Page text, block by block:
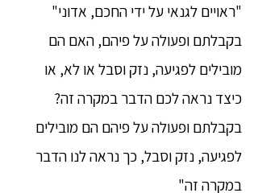
"ראויים לגנאי על ידי החכם, אדוני"
בקבלתם ופעולה על פיהם, האם הם
מובילים לפגיעה, נזק וסבל או לא, או
כיצד נראה לכם הדבר במקרה זה?
בקבלתם ופעולה על פיהם הם מובילים
לפגיעה, נזק וסבל, כך נראה לנו הדבר
במקרה זה"